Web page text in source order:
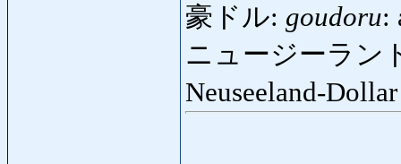
豪ドル: goudoru:
ニュージーラン
Neuseeland-